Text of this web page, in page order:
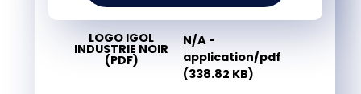
LOGO IGOL
INDUSTRIE NOIR
(PDF)
N/A -
application/pdf
(338.82 KB)